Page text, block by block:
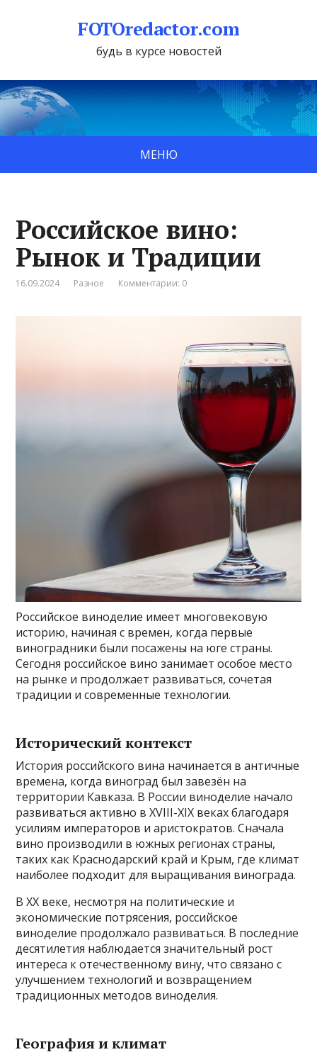
FOTOredactor.com
будь в курсе новостей
МЕНЮ
Российское вино:
Рынок и Традиции
16.09.2024 Разное Комментарии: 0
Российское виноделие имеет многовековую
историю, начиная с времен, когда первые
виноградники были посажены на юге страны.
Сегодня российское вино занимает особое место
на рынке и продолжает развиваться, сочетая
традиции и современные технологии.
Исторический контекст
История российского вина начинается в античные
времена, когда виноград был завезён на
территории Кавказа. В России виноделие начало
развиваться активно в XVIII-XIX веках благодаря
усилиям императоров и аристократов. Сначала
вино производили в южных регионах страны,
таких как Краснодарский край и Крым, где климат
наиболее подходит для выращивания винограда.
В XX веке, несмотря на политические и
экономические потрясения, российское
виноделие продолжало развиваться. В последние
десятилетия наблюдается значительный рост
интереса к отечественному вину, что связано с
улучшением технологий и возвращением
традиционных методов виноделия.
География и климат